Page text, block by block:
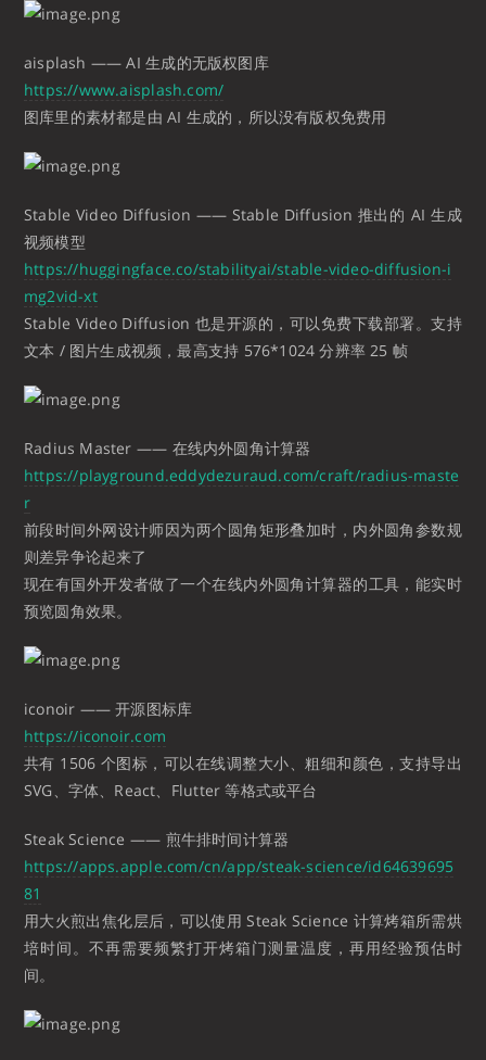
aisplash —— AI 生成的无版权图库
https://www.aisplash.com/
图库里的素材都是由 AI 生成的，所以没有版权免费用
Stable Video Diffusion —— Stable Diffusion 推出的 AI 生成
视频模型
https://huggingface.co/stabilityai/stable-video-diffusion-i
mg2vid-xt
Stable Video Diffusion 也是开源的，可以免费下载部署。支持
文本 / 图片生成视频，最高支持 576*1024 分辨率 25 帧
Radius Master —— 在线内外圆角计算器
https://playground.eddydezuraud.com/craft/radius-maste
r
前段时间外网设计师因为两个圆角矩形叠加时，内外圆角参数规
则差异争论起来了
现在有国外开发者做了一个在线内外圆角计算器的工具，能实时
预览圆角效果。
iconoir —— 开源图标库
https://iconoir.com
共有 1506 个图标，可以在线调整大小、粗细和颜色，支持导出
SVG、字体、React、Flutter 等格式或平台
Steak Science —— 煎牛排时间计算器
https://apps.apple.com/cn/app/steak-science/id64639695
81
用大火煎出焦化层后，可以使用 Steak Science 计算烤箱所需烘
培时间。不再需要频繁打开烤箱门测量温度，再用经验预估时
间。